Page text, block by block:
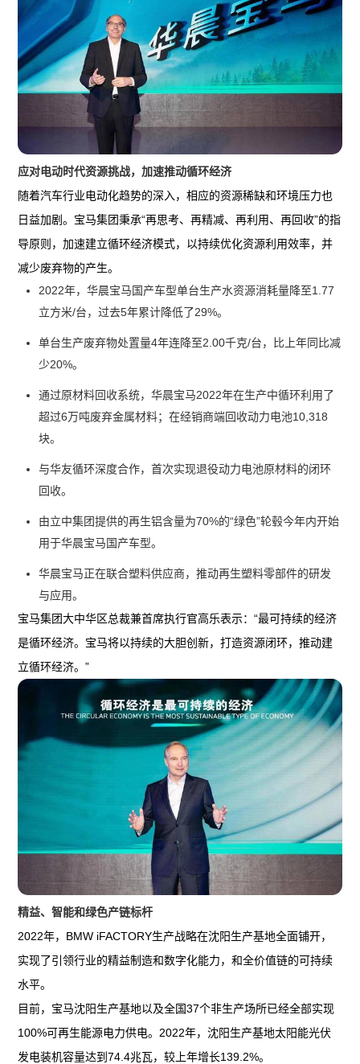
应对电动时代资源挑战，加速推动循环经济
随着汽车行业电动化趋势的深入，相应的资源稀缺和环境压力也
日益加剧。宝马集团秉承“再思考、再精减、再利用、再回收”的指
导原则，加速建立循环经济模式，以持续优化资源利用效率，并
减少废弃物的产生。
2022年，华晨宝马国产车型单台生产水资源消耗量降至1.77
立方米/台，过去5年累计降低了29%。
单台生产废弃物处置量4年连降至2.00千克/台，比上年同比减
少20%。
通过原材料回收系统，华晨宝马2022年在生产中循环利用了
超过6万吨废弃金属材料；在经销商端回收动力电池10,318
块。
与华友循环深度合作，首次实现退役动力电池原材料的闭环
回收。
由立中集团提供的再生铝含量为70%的“绿色”轮毂今年内开始
用于华晨宝马国产车型。
华晨宝马正在联合塑料供应商，推动再生塑料零部件的研发
与应用。
宝马集团大中华区总裁兼首席执行官高乐表示：“最可持续的经济
是循环经济。宝马将以持续的大胆创新，打造资源闭环，推动建
立循环经济。”
精益、智能和绿色产链标杆
2022年，BMW iFACTORY生产战略在沈阳生产基地全面铺开，
实现了引领行业的精益制造和数字化能力，和全价值链的可持续
水平。
目前，宝马沈阳生产基地以及全国37个非生产场所已经全部实现
100%可再生能源电力供电。2022年，沈阳生产基地太阳能光伏
发电装机容量达到74.4兆瓦，较上年增长139.2%。